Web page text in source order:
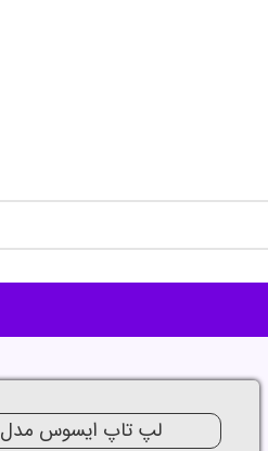
لپ تاپ ایسوس مدل Vivobook X1504 i7 1355 24G 512G